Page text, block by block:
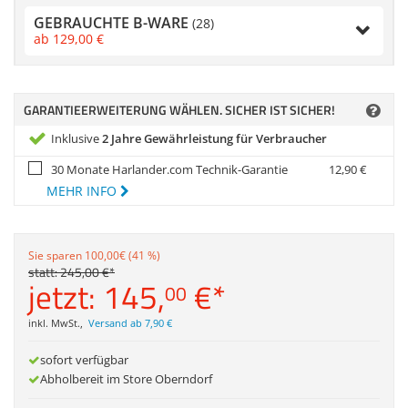
Merkzettel
GEBRAUCHTE B-WARE (28)
ab 129,00 €
GARANTIEERWEITERUNG WÄHLEN. SICHER IST SICHER!
Inklusive2 Jahre Gewährleistung für Verbraucher
30 Monate Harlander.com Technik-Garantie
12,90€
MEHR INFO
Sie sparen 100,00€ (41 %)
statt:245,00€*
jetzt: 145,00 €*
inkl. MwSt., Versand ab 7,90 €
sofort verfügbar
Abholbereit im Store Oberndorf